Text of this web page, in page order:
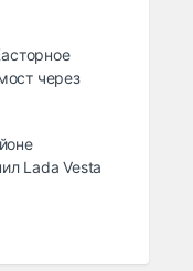
через
Lada Vesta